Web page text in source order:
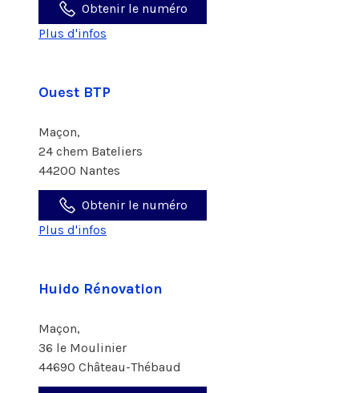
Obtenir le numéro
Plus d'infos
Ouest BTP
Maçon,
24 chem Bateliers
44200 Nantes
Obtenir le numéro
Plus d'infos
Huido Rénovation
Maçon,
36 le Moulinier
44690 Château-Thébaud